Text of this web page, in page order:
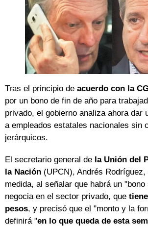
Tras el principio de acuerdo con la
por un bono de fin de año para
privado, el gobierno analiza ahora dar
a empleados estatales nacionales sin
jerárquicos.
El secretario general de la Unión del
la Nación (UPCN), Andrés
medida, al señalar que habrá un
negocia en el sector privado, que
pesos, y precisó que el "monto y la
definirá "en lo que queda de esta